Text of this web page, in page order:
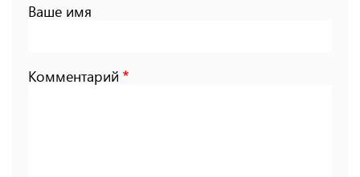
Ваше имя
Комментарий